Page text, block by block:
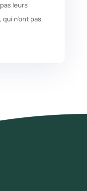
leurs
n’ont pas